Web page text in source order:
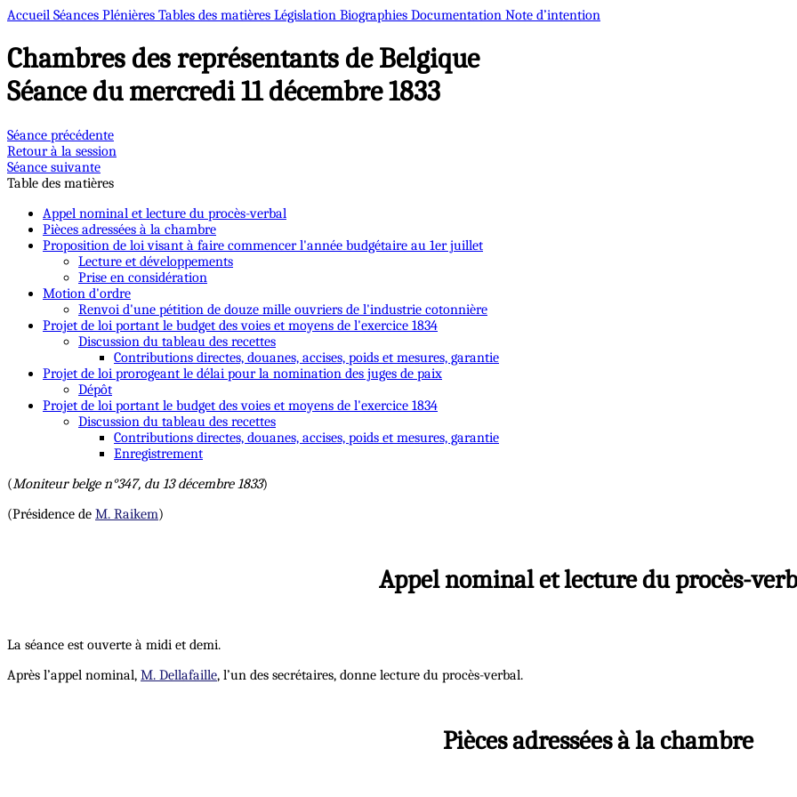
Accueil Séances Plénières Tables des matières Législation Biographies Documentation Note d’intention
Chambres des représentants de Belgique
Séance du mercredi 11 décembre 1833
Séance précédente
Retour à la session
Séance suivante
Table des matières
Appel nominal et lecture du procès-verbal
Pièces adressées à la chambre
Proposition de loi visant à faire commencer l'année budgétaire au 1er juillet
Lecture et développements
Prise en considération
Motion d'ordre
Renvoi d'une pétition de douze mille ouvriers de l'industrie cotonnière
Projet de loi portant le budget des voies et moyens de l'exercice 1834
Discussion du tableau des recettes
Contributions directes, douanes, accises, poids et mesures, garantie
Projet de loi prorogeant le délai pour la nomination des juges de paix
Dépôt
Projet de loi portant le budget des voies et moyens de l'exercice 1834
Discussion du tableau des recettes
Contributions directes, douanes, accises, poids et mesures, garantie
Enregistrement
(Moniteur belge n°347, du 13 décembre 1833)
(Présidence de M. Raikem)
Appel nominal et lecture du procès-
La séance est ouverte à midi et demi.
Après l’appel nominal, M. Dellafaille, l’un des secrétaires, donne lecture du procès-verbal.
Pièces adressées à la chambre